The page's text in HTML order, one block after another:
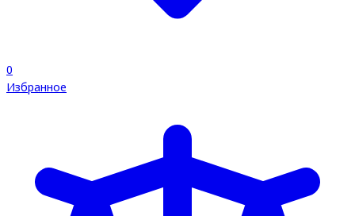
0
Избранное